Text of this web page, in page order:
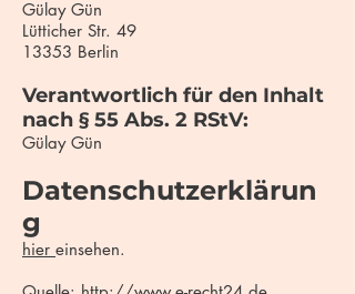
Gülay Gün
Lütticher Str. 49
13353 Berlin
Verantwortlich für den Inhalt
nach § 55 Abs. 2 RStV:
Gülay Gün
Datenschutzerklärun
g
hier einsehen.